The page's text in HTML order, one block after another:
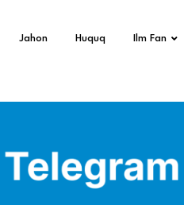
Jahon Huquq Ilm Fan